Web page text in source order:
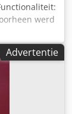
werd
maar
noten,
1 x AST-
795 mm
mm lang x
Nuotsk 1
Advertentie